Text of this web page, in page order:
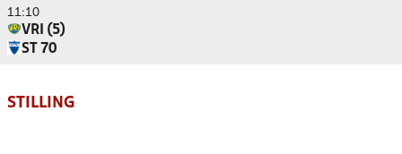
11:10
VRI (5)
ST 70
STILLING